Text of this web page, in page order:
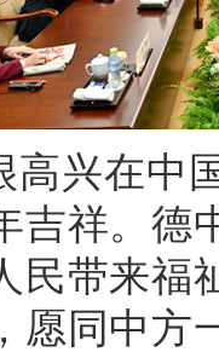
高兴在中
吉祥。德
民带来福
愿同中方